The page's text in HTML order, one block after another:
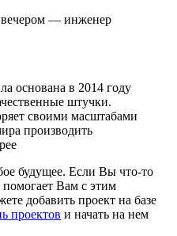
— инженер
основана в 2014 году
штучки.
своими масштабами
производить
будущее. Если Вы что-то
помогает Вам с этим
добавить проект на базе
проектов и начать на нем